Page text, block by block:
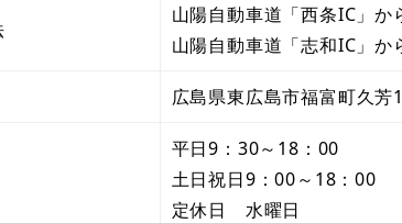
山陽自動車道「西条IC」か
山陽自動車道「志和IC」か
広島県東広島市福富町久芳
平日9：30～18：00
土日祝日9：00～18：00
定休日 水曜日